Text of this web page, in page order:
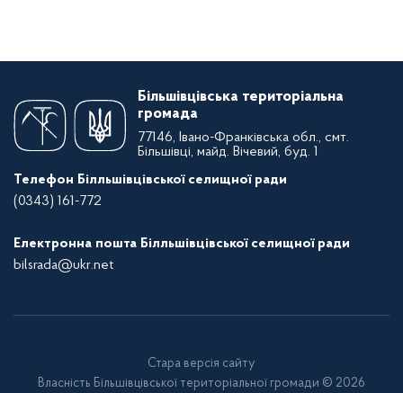
Більшівцівська територіальна
громада
77146, Івано-Франківська обл., смт.
Більшівці, майд. Вічевий, буд. 1
Телефон Білльшівцівської селищної ради
(0343) 161-772
Електронна пошта Білльшівцівської селищної ради
bilsrada@ukr.net
Стара версія сайту
Власність Більшівцівської територіальної громади © 2026